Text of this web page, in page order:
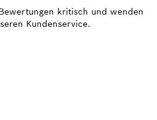
kritisch und wenden
Kundenservice.